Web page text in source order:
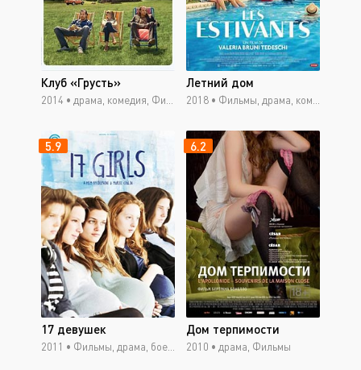
Клуб «Грусть»
2014 • драма, комедия, Фильмы
Летний дом
2018 • Фильмы, драма, комедия, боевик, мюзикл, приключения
17 девушек
2011 • Фильмы, драма, боевик, мюзикл
5.9
Дом терпимости
2010 • драма, Фильмы
6.2